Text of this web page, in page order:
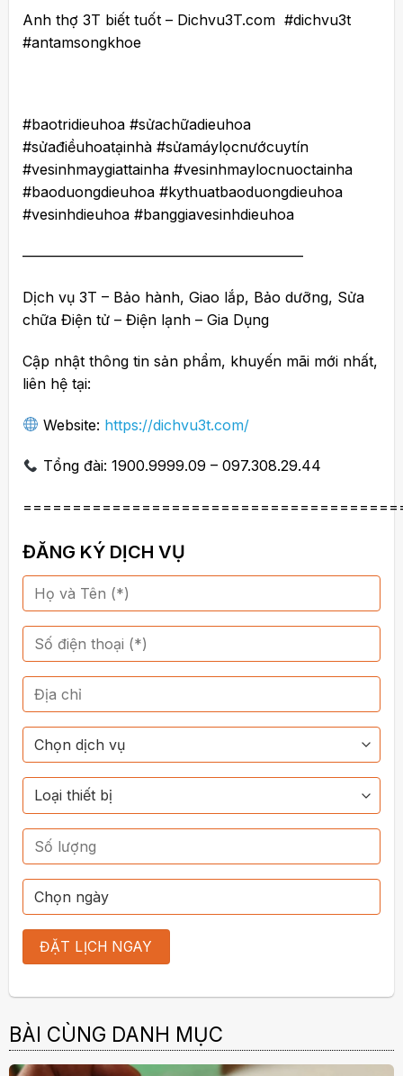
Anh thợ 3T biết tuốt – Dichvu3T.com #dichvu3t
#antamsongkhoe
#baotridieuhoa #sửachữadieuhoa
#sửađiềuhoatạinhà #sửamáylọcnướcuytín
#vesinhmaygiattainha #vesinhmaylocnuoctainha
#baoduongdieuhoa #kythuatbaoduongdieuhoa
#vesinhdieuhoa #banggiavesinhdieuhoa
———————————————————–
Dịch vụ 3T – Bảo hành, Giao lắp, Bảo dưỡng, Sửa
chữa Điện tử – Điện lạnh – Gia Dụng
Cập nhật thông tin sản phẩm, khuyến mãi mới nhất,
liên hệ tại:
Website: https://dichvu3t.com/
Tổng đài: 1900.9999.09 – 097.308.29.44
ĐĂNG KÝ DỊCH VỤ
BÀI CÙNG DANH MỤC